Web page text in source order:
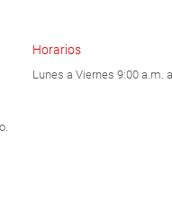
Horarios
Lunes a Viernes 9:00 a.m.